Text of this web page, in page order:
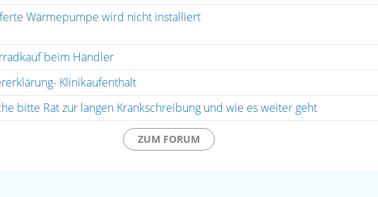
Wärmepumpe wird nicht installiert
beim Händler
Klinikaufenthalt
bitte Rat zur langen Krankschreibung und wie es weiter geht
ZUM FORUM